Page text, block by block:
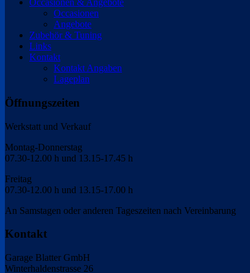
Occasionen & Angebote
Occasionen
Angebote
Zubehör & Tuning
Links
Kontakt
Kontakt Angaben
Lageplan
Öffnungszeiten
Werkstatt und Verkauf
Montag-Donnerstag
07.30-12.00 h und 13.15-17.45 h
Freitag
07.30-12.00 h und 13.15-17.00 h
An Samstagen oder anderen Tageszeiten nach Vereinbarung
Kontakt
Garage Blatter GmbH
Winterhaldenstrasse 26